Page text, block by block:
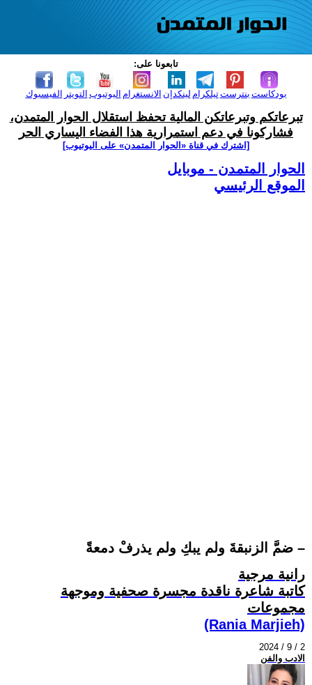
تابعونا على:
الفيسبوك التويتر اليوتيوب الانستغرام لينكدإن تيلكرامبنترست بودكاست
تبرعاتكم وتبرعاتكن المالية تحفظ استقلال الحوار المتمدن،
فشاركونا في دعم استمرارية هذا الفضاء اليساري الحر
[اشترك في قناة ‫«الحوار المتمدن» على اليوتيوب]
الحوار المتمدن - موبايل
الموقع الرئيسي
ضمَّ الزنبقةَ ولم يبكِ ولم يذرفْ دمعةً –
رانية مرجية
كاتبة شاعرة ناقدة مجسرة صحفية وموجهة
مجموعات
(Rania Marjieh)
2024 / 9 / 2
الادب والفن